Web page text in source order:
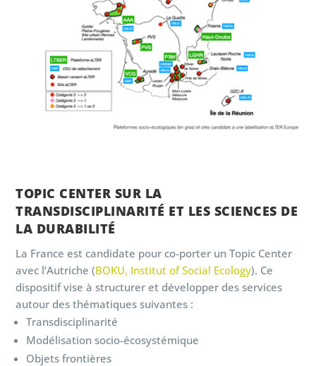
TOPIC CENTER SUR LA
TRANSDISCIPLINARITÉ ET LES SCIENCES DE
LA DURABILITÉ
La France est candidate pour co-porter un Topic Center
avec l’Autriche (BOKU, Institut of Social Ecology). Ce
dispositif vise à structurer et développer des services
autour des thématiques suivantes :
Transdisciplinarité
Modélisation socio-écosystémique
Objets frontières